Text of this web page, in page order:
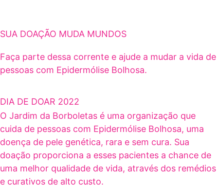
SUA DOAÇÃO MUDA MUNDOS
Faça parte dessa corrente e ajude a mudar a vida de
pessoas com Epidermólise Bolhosa.
DIA DE DOAR 2022
O Jardim da Borboletas é uma organização que
cuida de pessoas com Epidermólise Bolhosa, uma
doença de pele genética, rara e sem cura. Sua
doação proporciona a esses pacientes a chance de
uma melhor qualidade de vida, através dos remédios
e curativos de alto custo.